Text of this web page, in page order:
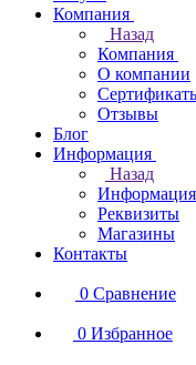
Компания
Назад
Компания
О компании
Отзывы
Блог
Информация
Назад
Информация
Реквизиты
Магазины
Контакты
0 Сравнение
0 Избранное